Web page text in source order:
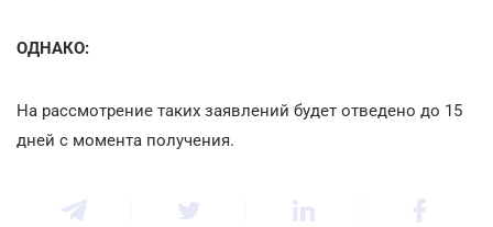
ОДНАКО:
На рассмотрение таких заявлений будет отведено до 15
дней с момента получения.